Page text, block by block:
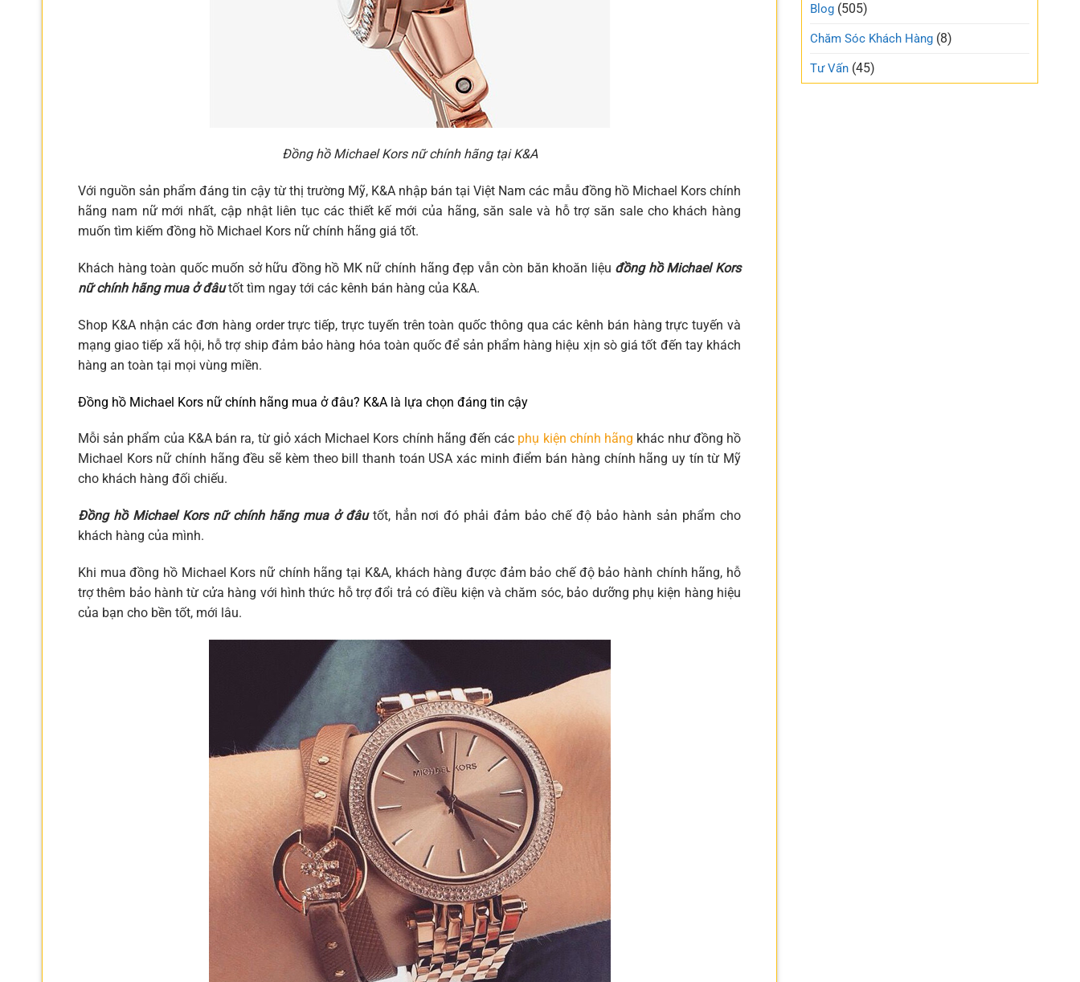
Đồng hồ Michael Kors nữ chính hãng tại K&A
Với nguồn sản phẩm đáng tin cậy từ thị trường Mỹ, K&A nhập bán tại Việt Nam các mẫu đồng hồ Michael Kors chính
hãng nam nữ mới nhất, cập nhật liên tục các thiết kế mới của hãng, săn sale và hỗ trợ săn sale cho khách hàng
muốn tìm kiếm đồng hồ Michael Kors nữ chính hãng giá tốt.
Khách hàng toàn quốc muốn sở hữu đồng hồ MK nữ chính hãng đẹp vẫn còn băn khoăn liệu đồng hồ Michael Kors
nữ chính hãng mua ở đâutốt tìm ngay tới các kênh bán hàng của K&A.
Shop K&A nhận các đơn hàng order trực tiếp, trực tuyến trên toàn quốc thông qua các kênh bán hàng trực tuyến và
mạng giao tiếp xã hội, hỗ trợ ship đảm bảo hàng hóa toàn quốc để sản phẩm hàng hiệu xịn sò giá tốt đến tay khách
hàng an toàn tại mọi vùng miền.
Đồng hồ Michael Kors nữ chính hãng mua ở đâu? K&A là lựa chọn đáng tin cậy
Mỗi sản phẩm của K&A bán ra, từ giỏ xách Michael Kors chính hãng đến các phụ kiện chính hãng khác như đồng hồ
Michael Kors nữ chính hãng đều sẽ kèm theo bill thanh toán USA xác minh điểm bán hàng chính hãng uy tín từ Mỹ
cho khách hàng đối chiếu.
Đồng hồ Michael Kors nữ chính hãng mua ở đâutốt, hẳn nơi đó phải đảm bảo chế độ bảo hành sản phẩm cho
khách hàng của mình.
Khi mua đồng hồ Michael Kors nữ chính hãng tại K&A, khách hàng được đảm bảo chế độ bảo hành chính hãng, hỗ
trợ thêm bảo hành từ cửa hàng với hình thức hỗ trợ đổi trả có điều kiện và chăm sóc, bảo dưỡng phụ kiện hàng hiệu
của bạn cho bền tốt, mới lâu.
Blog (505)
Chăm Sóc Khách Hàng (8)
Tư Vấn (45)